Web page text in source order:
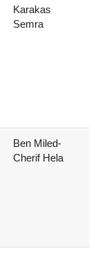
Karakas
Semra
Ben Miled-
Cherif Hela